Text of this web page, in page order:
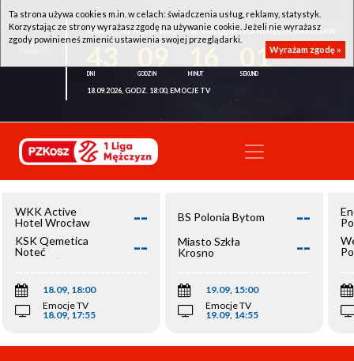
WKK ACTIVE HOTEL WROCŁAW - KSK QEMETICA NOTEĆ INOWROCŁAW
00
18.09.2026, GODZ. 18:00, EMOCJE TV
WKK Active
Hotel Wrocław
--
KSK Qemetica
Noteć
Inowrocław
--
18.09, 18:00
Emocje TV
18.09, 17:55
BS Polonia Bytom --
Miasto Szkła
Krosno
--
19.09, 15:00
Emocje TV
19.09, 14:55
Ta strona używa cookies m.in. w celach: świadczenia usług, reklamy, statystyk.
Korzystając ze strony wyrażasz zgodę na używanie cookie. Jeżeli nie wyrażasz
zgody powinieneś zmienić ustawienia swojej przeglądarki.
Wyrażam zgodę »